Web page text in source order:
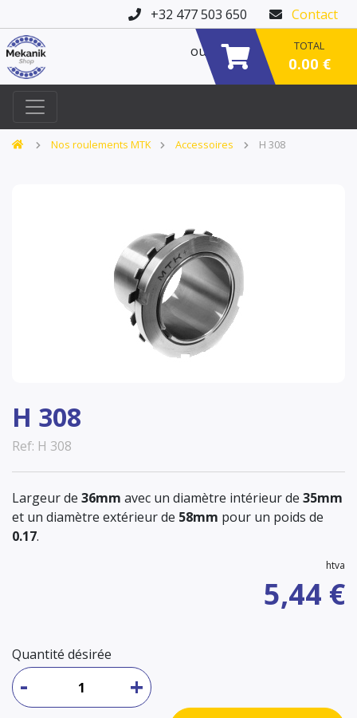
+32 477 503 650 Contact
ou TOTAL
0.00 €
Nos roulements MTK Accessoires H 308
H 308
Ref: H 308
Largeur de 36mm avec un diamètre intérieur de 35mm
et un diamètre extérieur de 58mm pour un poids de
0.17.
htva
5,44 €
Quantité désirée
+
-